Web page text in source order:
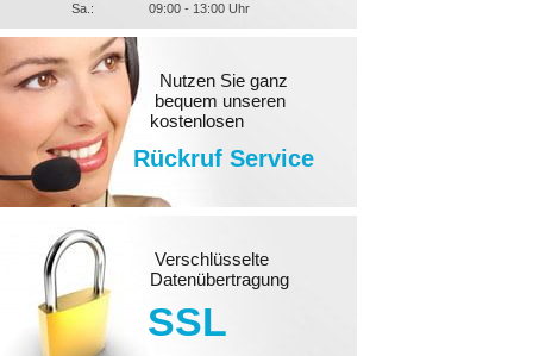
Sa.:
09:00 - 13:00 Uhr
Nutzen Sie ganz
bequem unseren
kostenlosen
Rückruf Service
Verschlüsselte
Datenübertragung
SSL